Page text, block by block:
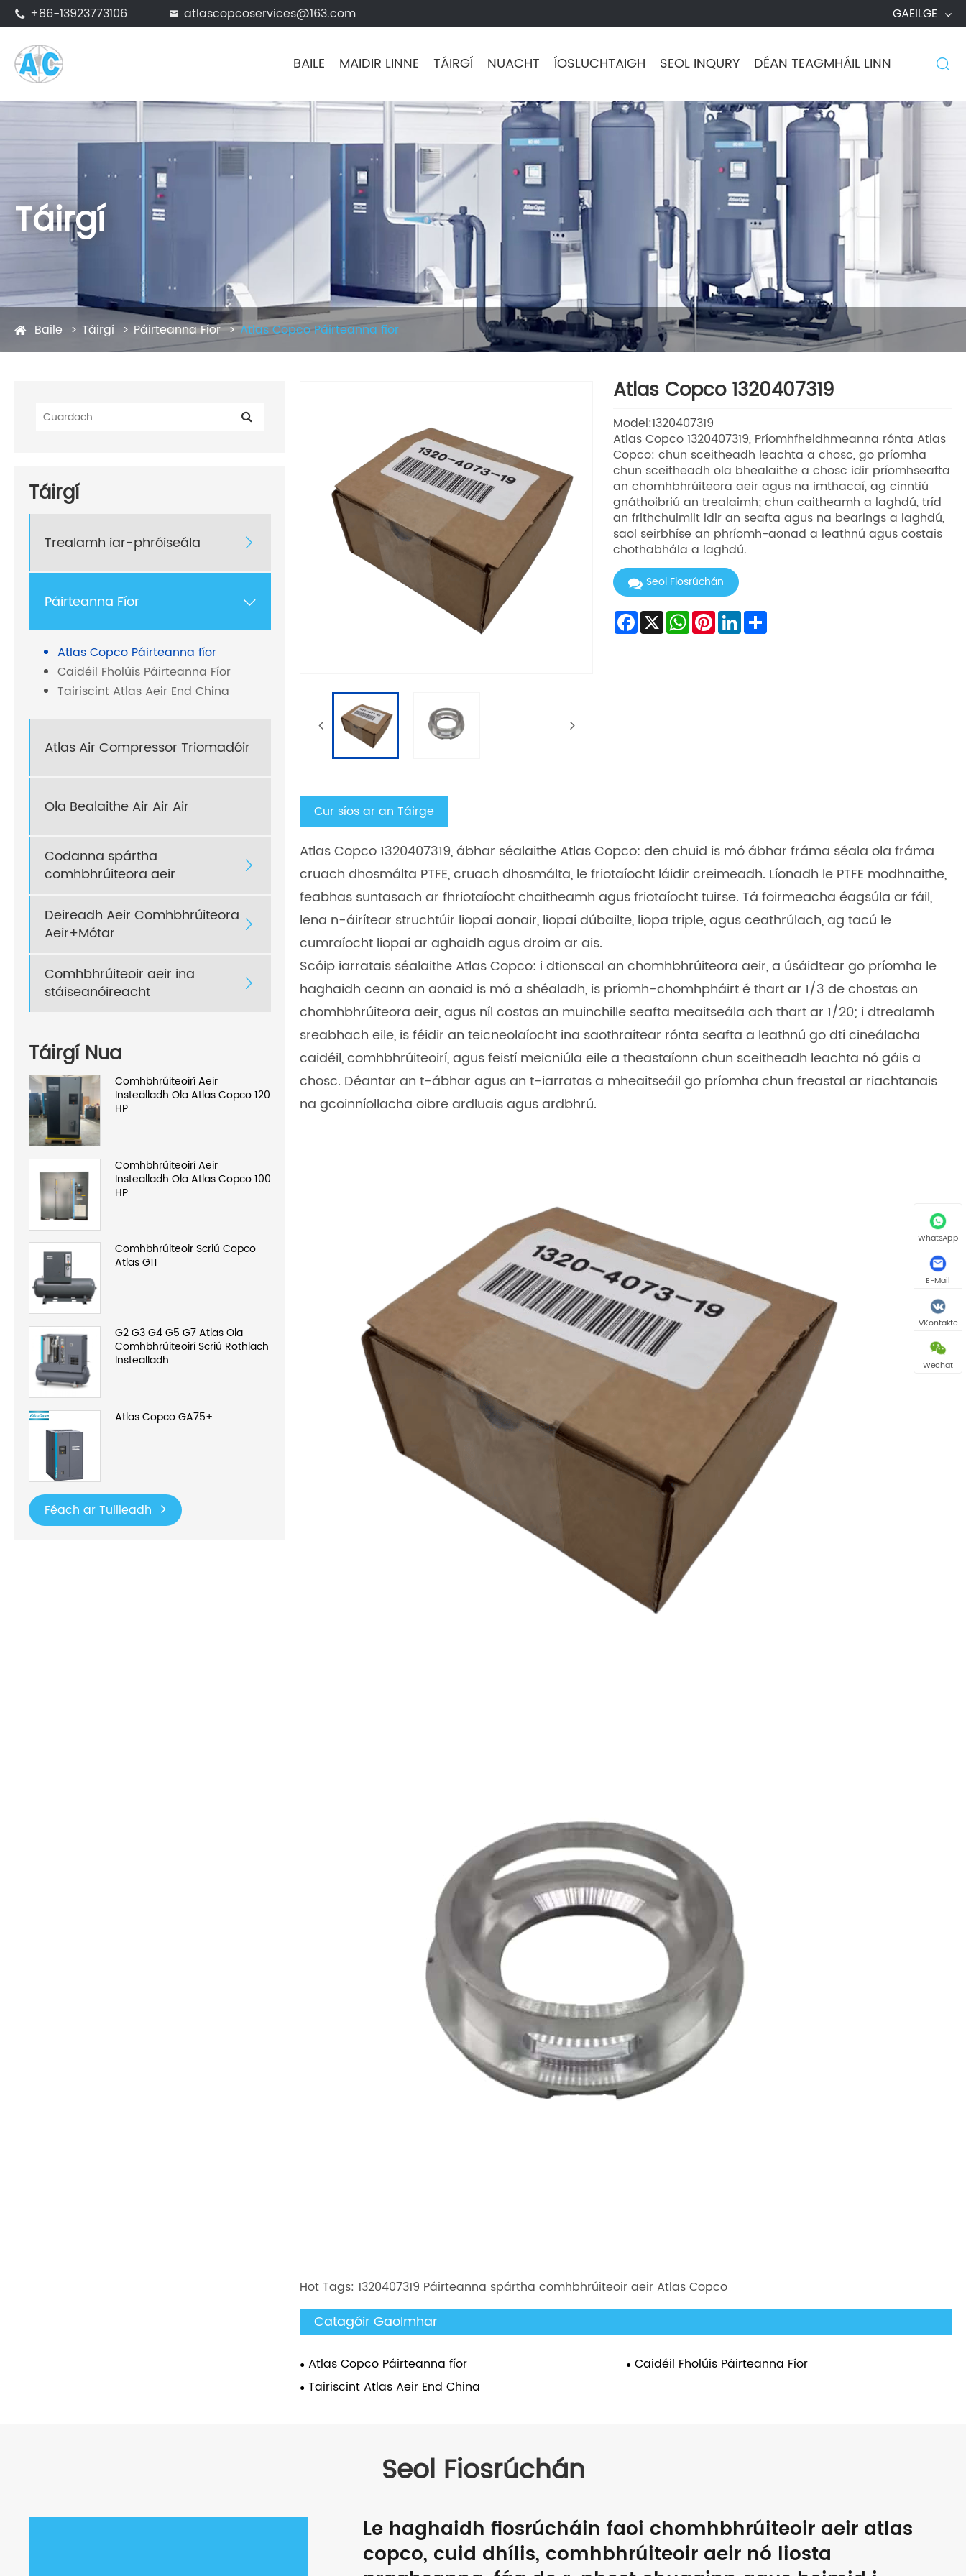
 +86-13923773106  atlascopcoservices@163.com GAEILGE
BAILE MAIDIR LINNE TÁIRGÍ NUACHT ÍOSLUCHTAIGH SEOL INQURY DÉAN TEAGMHÁIL LINN 
Táirgí
Baile Táirgí Páirteanna Fíor Atlas Copco Páirteanna fíor
Táirgí
Trealamh iar-phróiseála 
Páirteanna Fíor 
Atlas Copco Páirteanna fíor
Caidéil Fholúis Páirteanna Fíor
Tairiscint Atlas Aeir End China
Atlas Air Compressor Triomadóir
Ola Bealaithe Air Air Air
Codanna spártha
comhbhrúiteora aeir

Deireadh Aeir Comhbhrúiteora
Aeir+Mótar

Comhbhrúiteoir aeir ina
stáiseanóireacht

Táirgí Nua
Comhbhrúiteoirí Aeir
Instealladh Ola Atlas Copco 120
HP
Comhbhrúiteoirí Aeir
Instealladh Ola Atlas Copco 100
HP
Comhbhrúiteoir Scriú Copco
Atlas G11
G2 G3 G4 G5 G7 Atlas Ola
Comhbhrúiteoirí Scriú Rothlach
Instealladh
Atlas Copco GA75+
Féach ar Tuilleadh
Atlas Copco 1320407319
Model:1320407319
Atlas Copco 1320407319, Príomhfheidhmeanna rónta Atlas
Copco: chun sceitheadh ​​leachta a chosc, go príomha
chun sceitheadh ​​ola bhealaithe a chosc idir príomhseafta
an chomhbhrúiteora aeir agus na imthacaí, ag cinntiú
gnáthoibriú an trealaimh; chun caitheamh a laghdú, tríd
an frithchuimilt idir an seafta agus na bearings a laghdú,
saol seirbhíse an phríomh-aonad a leathnú agus costais
chothabhála a laghdú.
Seol Fiosrúchán
Facebook
X WhatsApp
Pinterest
LinkedInShare
Cur síos ar an Táirge
Atlas Copco 1320407319, ábhar séalaithe Atlas Copco: den chuid is mó ábhar fráma séala ola fráma
cruach dhosmálta PTFE, cruach dhosmálta, le friotaíocht láidir creimeadh. Líonadh le PTFE modhnaithe,
feabhas suntasach ar fhriotaíocht chaitheamh agus friotaíocht tuirse. Tá foirmeacha éagsúla ar fáil,
lena n-áirítear struchtúir liopaí aonair, liopaí dúbailte, liopa triple, agus ceathrúlach, ag tacú le
cumraíocht liopaí ar aghaidh agus droim ar ais.
Scóip iarratais séalaithe Atlas Copco: i dtionscal an chomhbhrúiteora aeir, a úsáidtear go príomha le
haghaidh ceann an aonaid is mó a shéaladh, is príomh-chomhpháirt é thart ar 1/3 de chostas an
chomhbhrúiteora aeir, agus níl costas an muinchille seafta meaitseála ach thart ar 1/20; i dtrealamh
sreabhach eile, is féidir an teicneolaíocht ina saothraítear rónta seafta a leathnú go dtí cineálacha
caidéil, comhbhrúiteoirí, agus feistí meicniúla eile a theastaíonn chun sceitheadh ​​leachta nó gáis a
chosc. Déantar an t-ábhar agus an t-iarratas a mheaitseáil go príomha chun freastal ar riachtanais
na gcoinníollacha oibre ardluais agus ardbhrú.
Hot Tags: 1320407319 Páirteanna spártha comhbhrúiteoir aeir Atlas Copco
Catagóir Gaolmhar
Atlas Copco Páirteanna fíor
Caidéil Fholúis Páirteanna Fíor
Tairiscint Atlas Aeir End China
Seol Fiosrúchán
Le haghaidh fiosrúcháin faoi chomhbhrúiteoir aeir atlas
copco, cuid dhílis, comhbhrúiteoir aeir nó liosta
WhatsApp
E-Mail
VKontakte
Wechat